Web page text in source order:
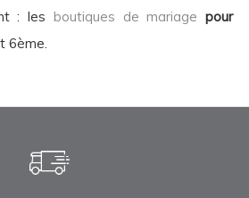
: les boutiques de mariage pour
6ème.